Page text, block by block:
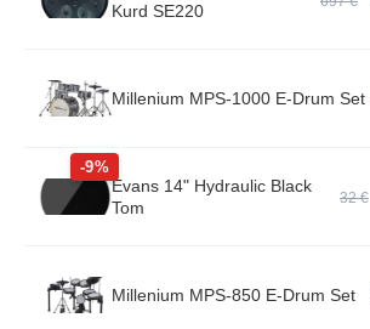
Kurd SE220
Millenium MPS-1000 E-Drum Set
-9%
Evans 14" Hydraulic Black
Tom
32 €
Millenium MPS-850 E-Drum Set